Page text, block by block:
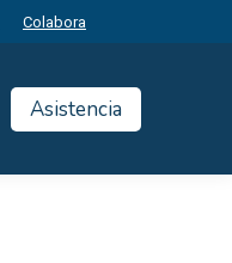
Colabora
Asistencia